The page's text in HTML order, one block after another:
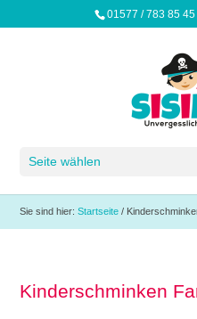
01577 / 783 85 45
Seite wählen
Sie sind hier:Startseite /
Kinderschminken